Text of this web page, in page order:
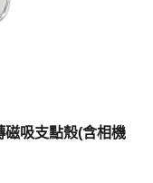
吸支點殼(含相機